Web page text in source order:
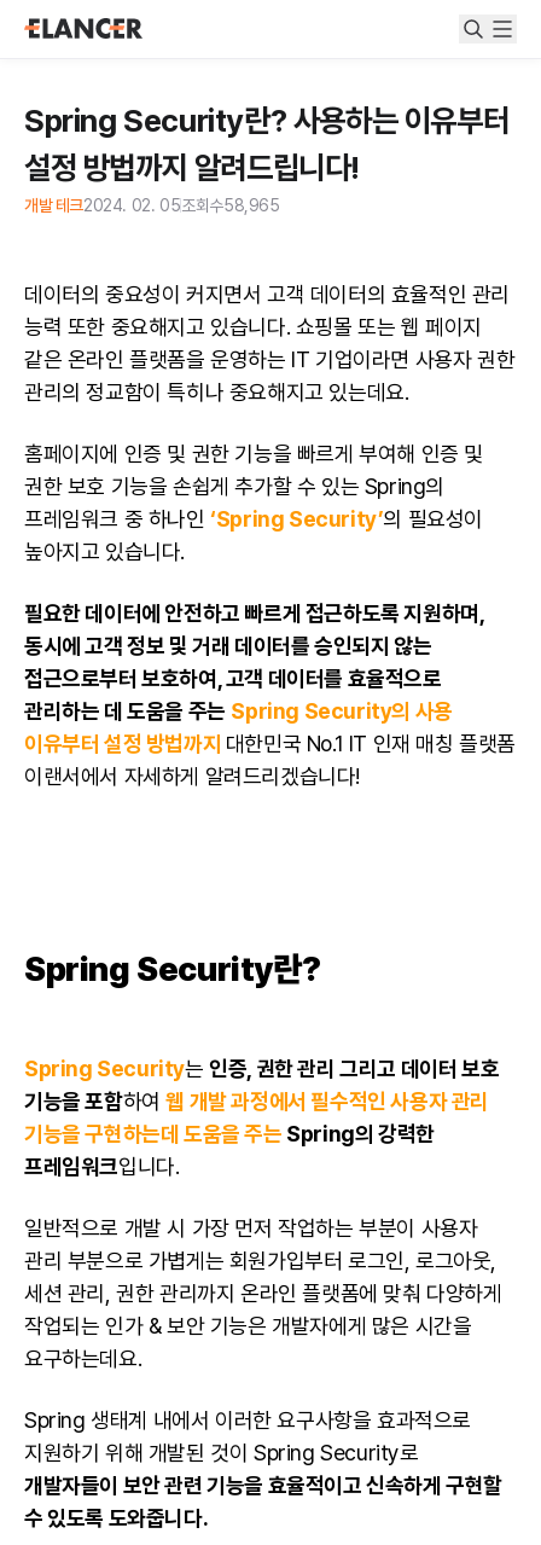
Spring Security란? 사용하는 이유부터
설정 방법까지 알려드립니다!
개발 테크2024. 02. 05조회수58,965
데이터의 중요성이 커지면서 고객 데이터의 효율적인 관리
능력 또한 중요해지고 있습니다. 쇼핑몰 또는 웹 페이지
같은 온라인 플랫폼을 운영하는 IT 기업이라면 사용자 권한
관리의 정교함이 특히나 중요해지고 있는데요.
홈페이지에 인증 및 권한 기능을 빠르게 부여해 인증 및
권한 보호 기능을 손쉽게 추가할 수 있는 Spring의
프레임워크 중 하나인‘Spring Security’의 필요성이
높아지고 있습니다.
필요한 데이터에 안전하고 빠르게 접근하도록 지원하며,
동시에 고객 정보 및 거래 데이터를 승인되지 않는
접근으로부터 보호하여, 고객 데이터를 효율적으로
관리하는 데 도움을 주는 Spring Security의 사용
이유부터 설정 방법까지 대한민국 No.1 IT 인재 매칭 플랫폼
이랜서에서 자세하게 알려드리겠습니다!
Spring Security란?
Spring Security는인증, 권한 관리 그리고 데이터 보호
기능을 포함하여웹 개발 과정에서 필수적인 사용자 관리
기능을 구현하는데 도움을 주는 Spring의 강력한
프레임워크입니다.
일반적으로 개발 시 가장 먼저 작업하는 부분이 사용자
관리 부분으로 가볍게는 회원가입부터 로그인, 로그아웃,
세션 관리, 권한 관리까지 온라인 플랫폼에 맞춰 다양하게
작업되는 인가 & 보안 기능은 개발자에게 많은 시간을
요구하는데요.
Spring 생태계 내에서 이러한 요구사항을 효과적으로
지원하기 위해 개발된 것이 Spring Security로
개발자들이 보안 관련 기능을 효율적이고 신속하게 구현할
수 있도록 도와줍니다.